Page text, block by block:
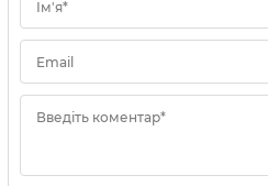
Ім'я*
Email
Введіть коментар*